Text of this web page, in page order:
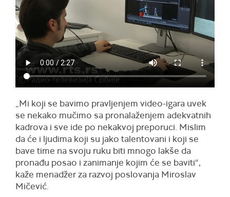
„Mi koji se bavimo pravljenjem video-igara uvek
se nekako mučimo sa pronalaženjem adekvatnih
kadrova i sve ide po nekakvoj preporuci. Mislim
da će i ljudima koji su jako talentovani i koji se
bave time na svoju ruku biti mnogo lakše da
pronađu posao i zanimanje kojim će se baviti“,
kaže menadžer za razvoj poslovanja Miroslav
Mičević.